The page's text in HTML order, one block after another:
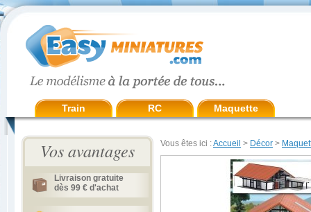
Train RC Maquette
Vos avantages
Livraison gratuite
dès 99 € d'achat
Vous êtes ici :Accueil > Décor >